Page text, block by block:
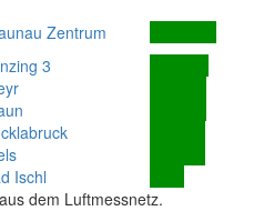
Zentrum
3
Ischl
dem Luftmessnetz.